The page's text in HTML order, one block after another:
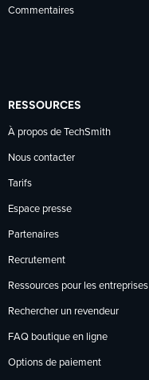
Commentaires
RESSOURCES
À propos de TechSmith
Nous contacter
Tarifs
Espace presse
Partenaires
Recrutement
Ressources pour les entreprises
Rechercher un revendeur
FAQ boutique en ligne
Options de paiement